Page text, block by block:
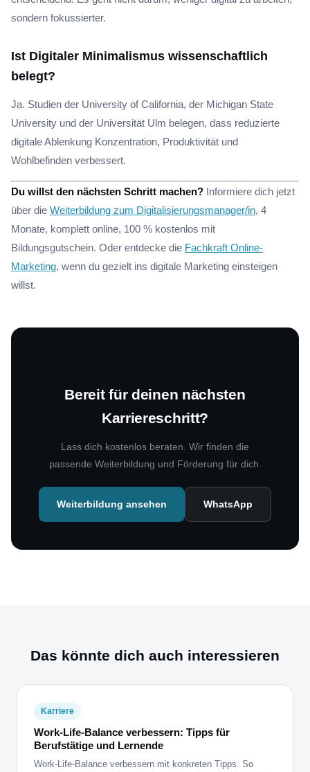
sondern fokussierter.
Ist Digitaler Minimalismus wissenschaftlich
belegt?
Ja. Studien der University of California, der Michigan State
University und der Universität Ulm belegen, dass reduzierte
digitale Ablenkung Konzentration, Produktivität und
Wohlbefinden verbessert.
Du willst den nächsten Schritt machen? Informiere dich jetzt
über die Weiterbildung zum Digitalisierungsmanager/in, 4
Monate, komplett online, 100 % kostenlos mit
Bildungsgutschein. Oder entdecke die Fachkraft Online-
Marketing, wenn du gezielt ins digitale Marketing einsteigen
willst.
Bereit für deinen nächsten
Karriereschritt?
Lass dich kostenlos beraten. Wir finden die
passende Weiterbildung und Förderung für dich.
Weiterbildung ansehen WhatsApp
Das könnte dich auch interessieren
Karriere
Work-Life-Balance verbessern: Tipps für
Berufstätige und Lernende
Work-Life-Balance verbessern mit konkreten Tipps. So